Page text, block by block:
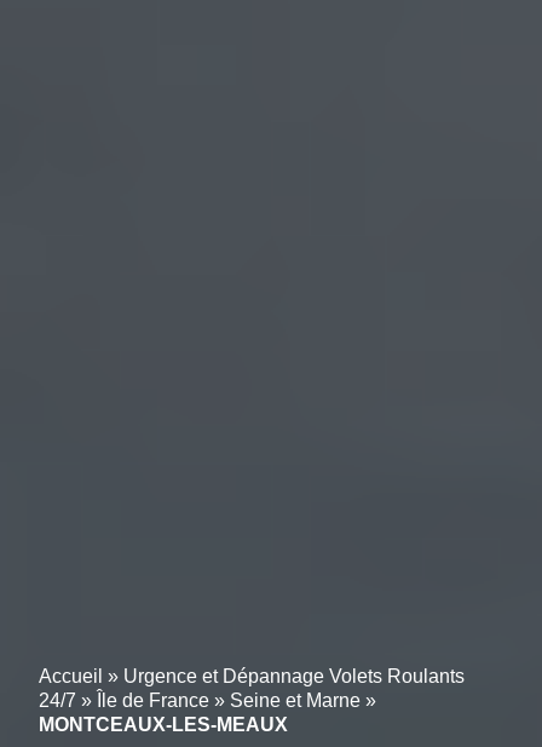
Accueil » Urgence et Dépannage Volets Roulants
24/7 » Île de France » Seine et Marne »
MONTCEAUX-LES-MEAUX